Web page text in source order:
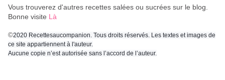
Vous trouverez d'autres recettes salées ou sucrées sur le blog.
Bonne visite Là
©2020 Recettesaucompanion. Tous droits réservés. Les textes et images de
ce site appartiennent à l'auteur.
Aucune copie n’est autorisée sans l’accord de l’auteur.